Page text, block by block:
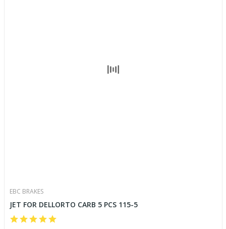
EBC BRAKES
JET FOR DELLORTO CARB 5 PCS 115-5